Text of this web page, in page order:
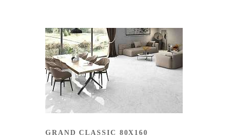
GRAND CLASSIC 80X160